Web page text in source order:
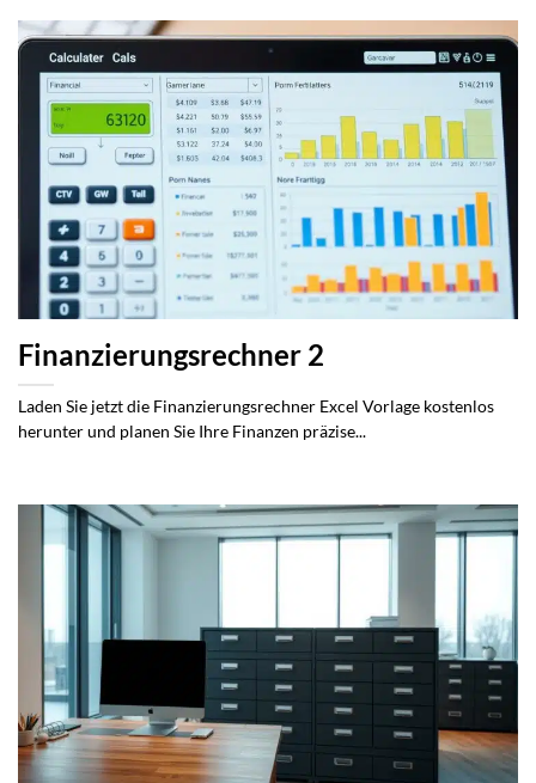
Finanzierungsrechner 2
Laden Sie jetzt die Finanzierungsrechner Excel Vorlage kostenlos
herunter und planen Sie Ihre Finanzen präzise...